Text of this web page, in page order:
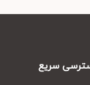
سریع